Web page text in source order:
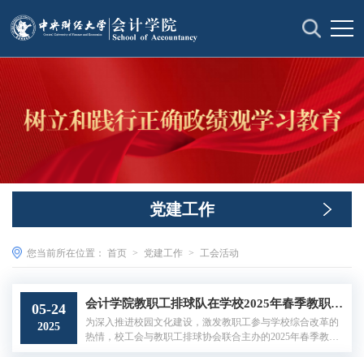
党建工作
您当前所在位置： 首页 > 党建工作 > 工会活动
05-24
2025
会计学院教职工排球队在学校2025年春季教职工排球赛中勇夺桂冠
为深入推进校园文化建设，激发教职工参与学校综合改革的
热情，校工会与教职工排球协会联合主办的2025年春季教职